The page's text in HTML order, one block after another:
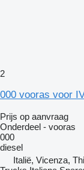
2
000 vooras voor
Prijs op aanvraag
Onderdeel - vooras
000
diesel
Italië, Vicenza,